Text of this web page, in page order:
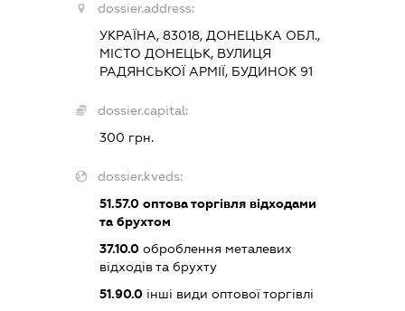
dossier.address:
УКРАЇНА, 83018, ДОНЕЦЬКА ОБЛ.,
МІСТО ДОНЕЦЬК, ВУЛИЦЯ
РАДЯНСЬКОЇ АРМІЇ, БУДИНОК 91
dossier.capital:
300 грн.
dossier.kveds:
51.57.0 оптова торгівля відходами
та брухтом
37.10.0 оброблення металевих
відходів та брухту
51.90.0 інші види оптової торгівлі